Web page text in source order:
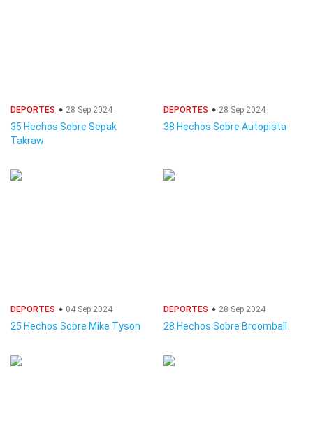
DEPORTES 28 Sep 2024
35 Hechos Sobre Sepak
Takraw
DEPORTES 28 Sep 2024
38 Hechos Sobre Autopista
DEPORTES 04 Sep 2024
25 Hechos Sobre Mike Tyson
DEPORTES 28 Sep 2024
28 Hechos Sobre Broomball